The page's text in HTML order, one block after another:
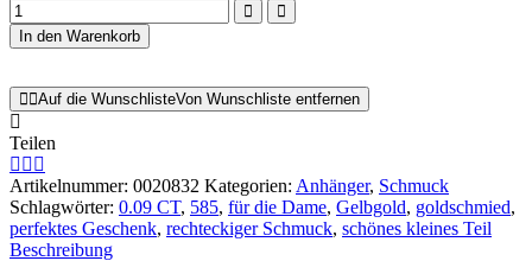
In den Warenkorb
Auf die WunschlisteVon Wunschliste entfernen
Teilen
Artikelnummer: 0020832 Kategorien: Anhänger, Schmuck
Schlagwörter: 0.09 CT, 585, für die Dame, Gelbgold, goldschmied,
perfektes Geschenk, rechteckiger Schmuck, schönes kleines Teil
Beschreibung